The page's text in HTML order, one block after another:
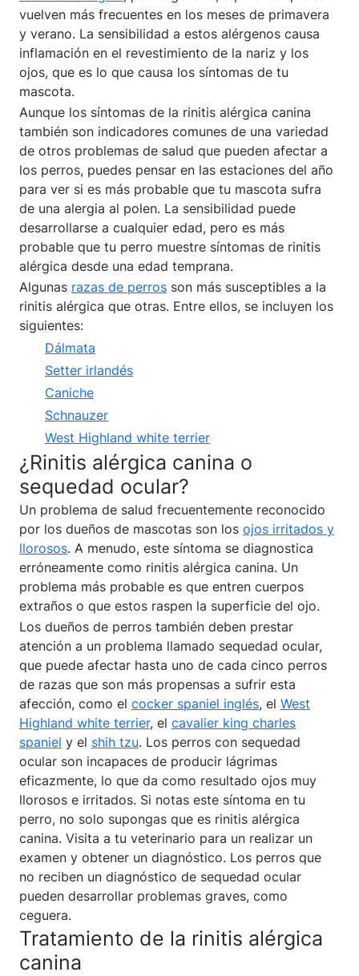
vuelven más frecuentes en los meses de primavera
y verano. La sensibilidad a estos alérgenos causa
inflamación en el revestimiento de la nariz y los
ojos, que es lo que causa los síntomas de tu
mascota.
Aunque los síntomas de la rinitis alérgica canina
también son indicadores comunes de una variedad
de otros problemas de salud que pueden afectar a
los perros, puedes pensar en las estaciones del año
para ver si es más probable que tu mascota sufra
de una alergia al polen. La sensibilidad puede
desarrollarse a cualquier edad, pero es más
probable que tu perro muestre síntomas de rinitis
alérgica desde una edad temprana.
Algunas razas de perros son más susceptibles a la
rinitis alérgica que otras. Entre ellos, se incluyen los
siguientes:
Dálmata
Setter irlandés
Caniche
Schnauzer
West Highland white terrier
¿Rinitis alérgica canina o
sequedad ocular?
Un problema de salud frecuentemente reconocido
por los dueños de mascotas son los ojos irritados y
llorosos. A menudo, este síntoma se diagnostica
erróneamente como rinitis alérgica canina. Un
problema más probable es que entren cuerpos
extraños o que estos raspen la superficie del ojo.
Los dueños de perros también deben prestar
atención a un problema llamado sequedad ocular,
que puede afectar hasta uno de cada cinco perros
de razas que son más propensas a sufrir esta
afección, como el cocker spaniel inglés, el West
Highland white terrier, el cavalier king charles
spaniel y el shih tzu. Los perros con sequedad
ocular son incapaces de producir lágrimas
eficazmente, lo que da como resultado ojos muy
llorosos e irritados. Si notas este síntoma en tu
perro, no solo supongas que es rinitis alérgica
canina. Visita a tu veterinario para un realizar un
examen y obtener un diagnóstico. Los perros que
no reciben un diagnóstico de sequedad ocular
pueden desarrollar problemas graves, como
ceguera.
Tratamiento de la rinitis alérgica
canina